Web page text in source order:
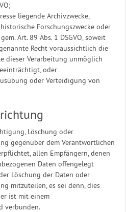
liegende Archivzwecke,
Forschungszwecke oder
Art. 89 Abs. 1 DSGVO, soweit
Recht voraussichtlich die
dieser Verarbeitung unmöglich
oder
oder Verteidigung von
Löschung oder
gegenüber dem Verantwortlichen
allen Empfängern, denen
Daten offengelegt
Löschung der Daten oder
mitzuteilen, es sei denn, dies
ist mit einem
verbunden.